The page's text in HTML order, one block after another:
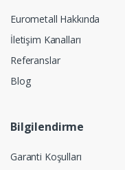
Eurometall Hakkında
İletişim Kanalları
Referanslar
Blog
Bilgilendirme
Garanti Koşulları